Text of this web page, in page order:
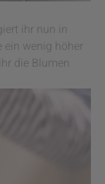
ihr nun in
wenig höher
die Blumen